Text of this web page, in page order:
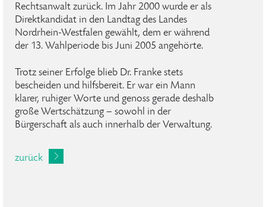
Rechtsanwalt zurück. Im Jahr 2000 wurde er als
Direktkandidat in den Landtag des Landes
Nordrhein-Westfalen gewählt, dem er während
der 13. Wahlperiode bis Juni 2005 angehörte.
Trotz seiner Erfolge blieb Dr. Franke stets
bescheiden und hilfsbereit. Er war ein Mann
klarer, ruhiger Worte und genoss gerade deshalb
große Wertschätzung – sowohl in der
Bürgerschaft als auch innerhalb der Verwaltung.
zurück